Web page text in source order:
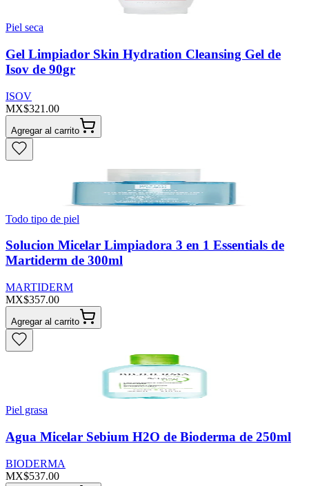
Piel seca
Gel Limpiador Skin Hydration Cleansing Gel de
Isov de 90gr
ISOV
MX$321.00
Agregar al carrito
Todo tipo de piel
Solucion Micelar Limpiadora 3 en 1 Essentials de
Martiderm de 300ml
MARTIDERM
MX$357.00
Agregar al carrito
Piel grasa
Agua Micelar Sebium H2O de Bioderma de 250ml
BIODERMA
MX$537.00